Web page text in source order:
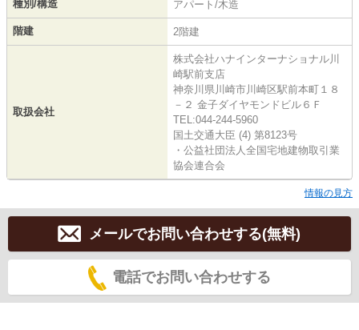
種別/構造 アパート/木造
階建 2階建
取扱会社
株式会社ハナインターナショナル川
崎駅前支店
神奈川県川崎市川崎区駅前本町１８
－２ 金子ダイヤモンドビル６Ｆ
TEL:044-244-5960
国土交通大臣 (4) 第8123号
・公益社団法人全国宅地建物取引業
協会連合会
情報の見方
メールでお問い合わせする(無料)
電話でお問い合わせする